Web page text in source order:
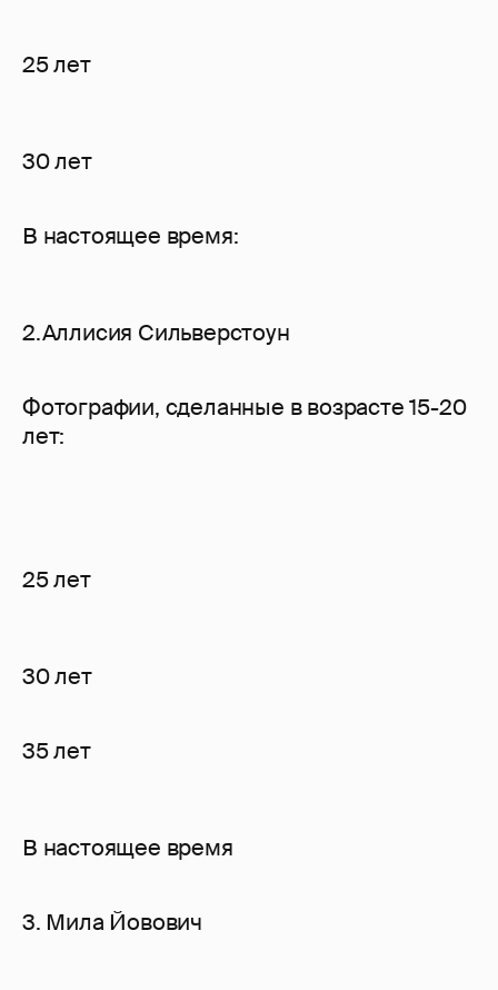
25 лет
30 лет
В настоящее время:
2.Аллисия Сильверстоун
Фотографии, сделанные в возрасте 15-20
лет:
25 лет
30 лет
35 лет
В настоящее время
3. Мила Йовович